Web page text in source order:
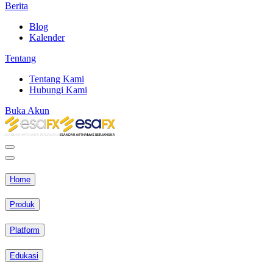
Berita
Blog
Kalender
Tentang
Tentang Kami
Hubungi Kami
Buka Akun
Home
Produk
Platform
Edukasi